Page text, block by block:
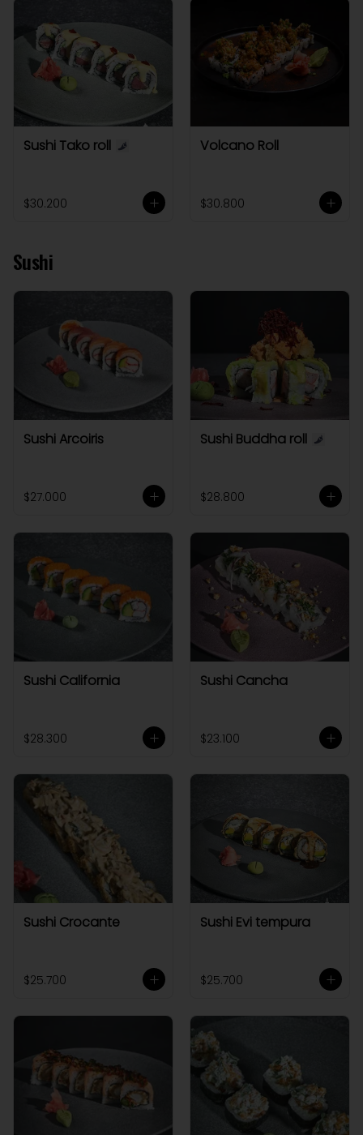
Sushi Tako roll
$30.200
Volcano Roll
$30.800
Sushi
Sushi Arcoiris
$27.000
Sushi Buddha roll
$28.800
Sushi California
$28.300
Sushi Cancha
$23.100
Sushi Crocante
$25.700
Sushi Evi tempura
$25.700